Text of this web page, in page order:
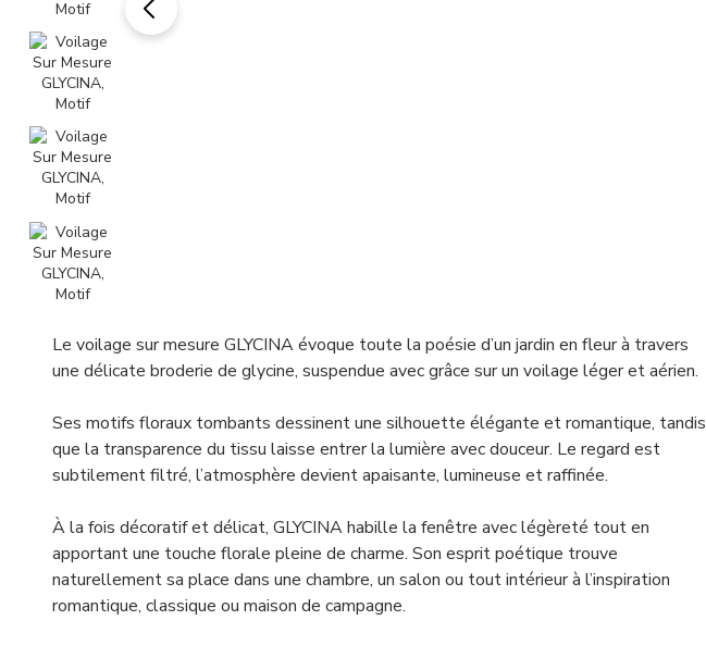
Le voilage sur mesure GLYCINA évoque toute la poésie d’un jardin en fleur à travers
une délicate broderie de glycine, suspendue avec grâce sur un voilage léger et aérien.
Ses motifs floraux tombants dessinent une silhouette élégante et romantique, tandis
que la transparence du tissu laisse entrer la lumière avec douceur. Le regard est
subtilement filtré, l’atmosphère devient apaisante, lumineuse et raffinée.
À la fois décoratif et délicat, GLYCINA habille la fenêtre avec légèreté tout en
apportant une touche florale pleine de charme. Son esprit poétique trouve
naturellement sa place dans une chambre, un salon ou tout intérieur à l’inspiration
romantique, classique ou maison de campagne.